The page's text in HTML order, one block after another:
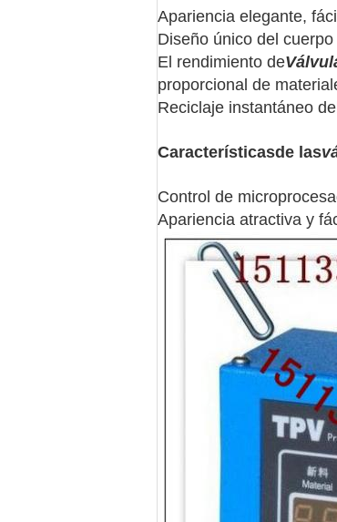
Apariencia elegante,
Diseño único del
El rendimiento de
proporcional de
Reciclaje instantáneo
Característicasde las
Control de
Apariencia atractiva y